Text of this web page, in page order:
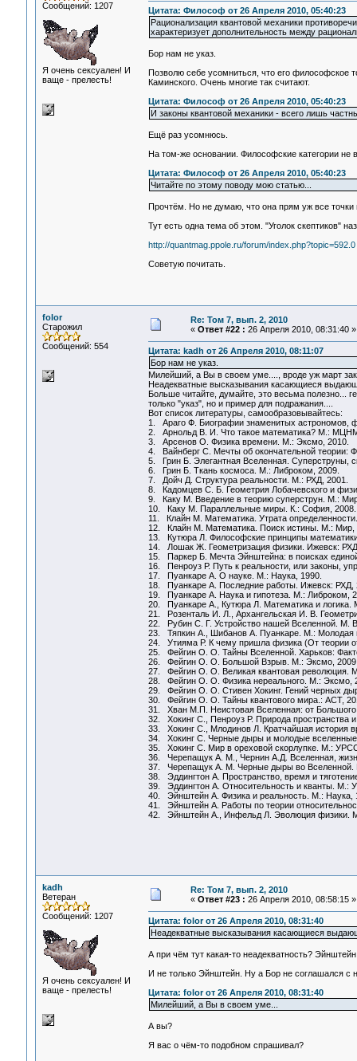
Сообщений: 1207
Я очень сексуален! И
ваще - прелесть!
Цитата: Философ от 26 Апреля 2010, 05:40:23
Рационализация квантовой механики
характеризует дополнительность между
Бор нам не указ.
Позволю себе усомниться, что его философское
Каминского. Очень многие так считают.
Цитата: Философ от 26 Апреля 2010, 05:40:23
И законы квантовой механики - всего лишь
Ещё раз усомнюсь.
На том-же основании. Философские категории не
Цитата: Философ от 26 Апреля 2010, 05:40:23
Читайте по этому поводу мою статью...
Прочтём. Но не думаю, что она прям уж все точки
Тут есть одна тема об этом. "Уголок скептиков"
http://quantmag.ppole.ru/forum/index.php?topic=592.0
Советую почитать.
folor
Старожил
Сообщений: 554
Re: Том 7, вып. 2, 2010
« Ответ #22 : 26 Апреля 2010, 08:31:40 »
Цитата: kadh от 26 Апреля 2010, 08:11:07
Бор нам не указ.
Милейший, а Вы в своем уме...., вроде уж март
Неадекватные высказывания касающиеся
Больше читайте, думайте, это весьма
только "указ", но и пример для подражания....
Вот список литературы, самообразовывайтесь:
1. Араго Ф. Биографии знаменитых астрономов,
2. Арнольд В. И. Что такое математика? М.:
3. Арсенов О. Физика времени. М.: Эксмо, 2010.
4. Вайнберг С. Мечты об окончательной теории:
5. Грин Б. Элегантная Вселенная. Суперструны,
6. Грин Б. Ткань космоса. М.: Либроком, 2009.
7. Дойч Д. Структура реальности. М.: РХД, 2001.
8. Кадомцев С. Б. Геометрия Лобачевского и
9. Каку М. Введение в теорию суперструн. М.:
10. Каку М. Параллельные миры. К.: София, 2008.
11. Клайн М. Математика. Утрата
12. Клайн М. Математика. Поиск истины. М.: Мир,
13. Кутюра Л. Философские принципы
14. Лошак Ж. Геометризация физики. Ижевск:
15. Паркер Б. Мечта Эйнштейна: в поисках
16. Пенроуз Р. Путь к реальности, или законы,
17. Пуанкаре А. О науке. М.: Наука, 1990.
18. Пуанкаре А. Последние работы. Ижевск: РХД,
19. Пуанкаре А. Наука и гипотеза. М.: Либроком,
20. Пуанкаре А., Кутюра Л. Математика и логика.
21. Розенталь И. Л., Архангельская И. В.
22. Рубин С. Г. Устройство нашей Вселенной. М.
23. Тяпкин А., Шибанов А. Пуанкаре. М.: Молодая
24. Утияма Р. К чему пришла физика (От теории
25. Фейгин О. О. Тайны Вселенной. Харьков:
26. Фейгин О. О. Большой Взрыв. М.: Эксмо,
27. Фейгин О. О. Великая квантовая революция.
28. Фейгин О. О. Физика нереального. М.: Эксмо,
29. Фейгин О. О. Стивен Хокинг. Гений черных
30. Фейгин О. О. Тайны квантового мира.: АСТ,
31. Хван М.П. Неистовая Вселенная: от Большого
32. Хокинг С., Пенроуз Р. Природа пространства
33. Хокинг С., Млодинов Л. Кратчайшая история
34. Хокинг С. Черные дыры и молодые
35. Хокинг С. Мир в ореховой скорлупке. М.:
36. Черепащук А. М., Чернин А.Д. Вселенная,
37. Черепащук А. М. Черные дыры во Вселенной.
38. Эддингтон А. Пространство, время и
39. Эддингтон А. Относительность и кванты. М.:
40. Эйнштейн А. Физика и реальность. М.: Наука,
41. Эйнштейн А. Работы по теории
42. Эйнштейн А., Инфельд Л. Эволюция физики.
kadh
Ветеран
Сообщений: 1207
Я очень сексуален! И
ваще - прелесть!
Re: Том 7, вып. 2, 2010
« Ответ #23 : 26 Апреля 2010, 08:58:15 »
Цитата: folor от 26 Апреля 2010, 08:31:40
Неадекватные высказывания касающиеся
А при чём тут какая-то неадекватность?
И не только Эйнштейн. Ну а Бор не соглашался с
Цитата: folor от 26 Апреля 2010, 08:31:40
Милейший, а Вы в своем уме...
А вы?
Я вас о чём-то подобном спрашивал?